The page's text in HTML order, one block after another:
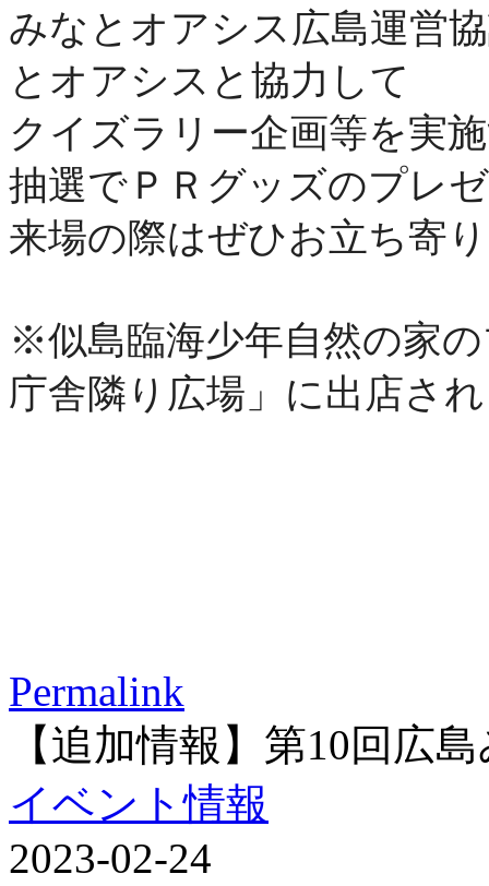
みなとオアシス広島運営
とオアシス と協力して
クイズラリー企画等を実
抽選でＰＲグッズのプレ
来場の際はぜひお立ち寄
※似島臨海少年自然の家
庁舎隣り広場」に出店さ
Permalink
【追加情報】第10回広
イベント情報
2023-02-24